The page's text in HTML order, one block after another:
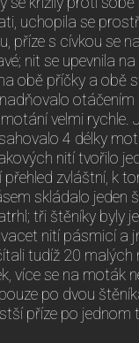
uchopila se
příze s cívkou se
nit se upevnila
obě příčky a obě
velmi rychle.
4 délky
nití tvořilo
přehled zvláštní, k
skládalo jeden
tři štěníky byly
nití pásmicí a
tudíž 20 malých
více se na moták
po dvou
příze po jednom